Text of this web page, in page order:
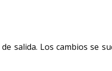
salida. Los cambios se